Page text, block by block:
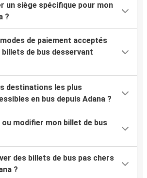
un siège spécifique pour mon
?
de paiement acceptés
de bus desservant
destinations les plus
en bus depuis Adana ?
ou modifier mon billet de bus
des billets de bus pas chers
?